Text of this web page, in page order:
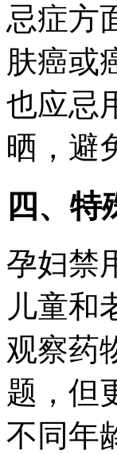
忌症方
肤癌或
也应忌
晒，避
四、特
孕妇禁
儿童和
观察药
题，但
不同年